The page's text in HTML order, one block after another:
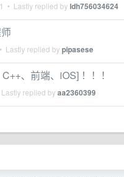
• Lastly replied byldh756034624
• Lastly replied bypipasese
、前端、iOS] ！！！
Lastly replied byaa2360399